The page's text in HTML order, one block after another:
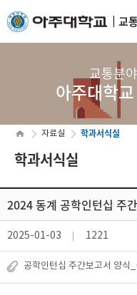
교
교통분
아주대학
자료실 학과서식실
학과서식실
2024 동계 공학인턴십 주
2025-01-03 1221
공학인턴십 주간보고서 양식